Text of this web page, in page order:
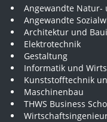
Angewandte Natur-
Angewandte
Architektur und
Elektrotechnik
Gestaltung
Informatik und
Kunststofftechnik
Maschinenbau
THWS Business